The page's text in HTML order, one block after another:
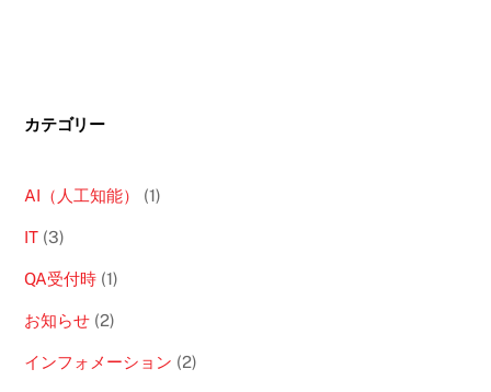
カテゴリー
AI（人工知能） (1)
IT (3)
QA受付時 (1)
お知らせ (2)
インフォメーション (2)